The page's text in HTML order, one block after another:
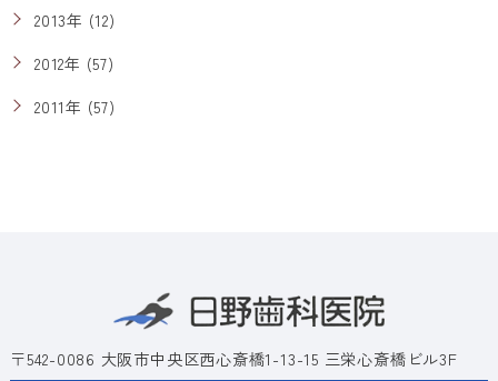
2013年 (12)
2012年 (57)
2011年 (57)
〒542-0086 大阪市中央区西心斎橋1-13-15 三栄心斎橋ビル3F